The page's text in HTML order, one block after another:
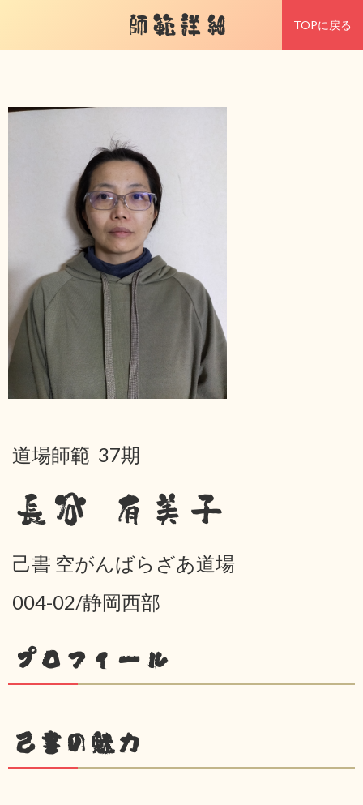
師範詳細 TOPに戻る
道場師範 37期
長谷 有美子
己書 空がんばらざあ道場
004-02/静岡西部
プロフィール
己書の魅力